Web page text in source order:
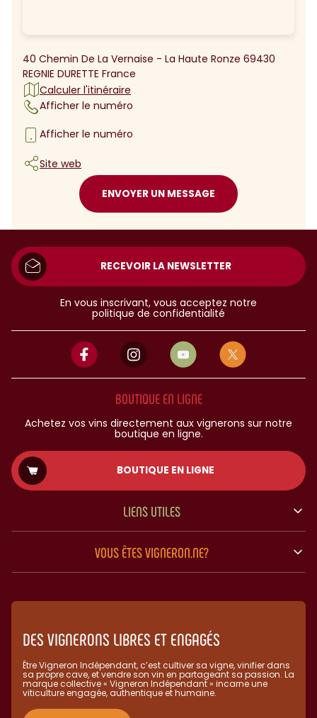
40 Chemin De La Vernaise - La Haute Ronze 69430
REGNIE DURETTE France
Calculer l'itinéraire
Afficher le numéro
Afficher le numéro
Site web
ENVOYER UN MESSAGE
RECEVOIR LA NEWSLETTER
En vous inscrivant, vous acceptez notre
politique de confidentialité
BOUTIQUE EN LIGNE
Achetez vos vins directement aux vignerons sur notre
boutique en ligne.
BOUTIQUE EN LIGNE
LIENS UTILES
VOUS ÊTES VIGNERON.NE?
DES VIGNERONS LIBRES ET ENGAGÉS
Être Vigneron Indépendant, c’est cultiver sa vigne, vinifier dans
sa propre cave, et vendre son vin en partageant sa passion. La
marque collective « Vigneron Indépendant » incarne une
viticulture engagée, authentique et humaine.​